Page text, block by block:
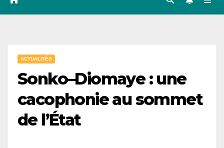
ACTUALITÉS
Sonko–Diomaye : une
cacophonie au sommet
de l’État